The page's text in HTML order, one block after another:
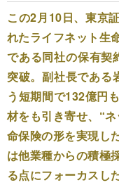
この2月10日、東京
れたライフネット生
である同社の保有契
突破。副社長である
う短期間で132億円
材をも引き寄せ、“
命保険の形を実現し
は他業種からの積極
る点にフォーカスし